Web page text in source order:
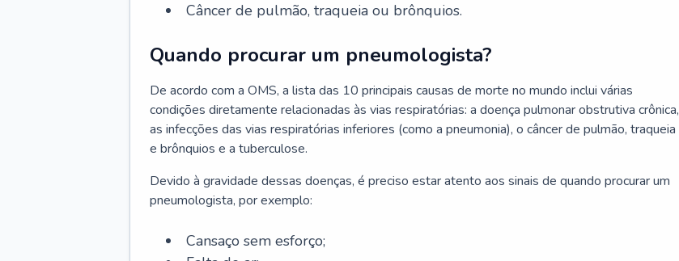
Câncer de pulmão, traqueia ou brônquios.
Quando procurar um pneumologista?
De acordo com a OMS, a lista das 10 principais causas de morte no mundo inclui várias
condições diretamente relacionadas às vias respiratórias: a doença pulmonar obstrutiva crônica,
as infecções das vias respiratórias inferiores (como a pneumonia), o câncer de pulmão, traqueia
e brônquios e a tuberculose.
Devido à gravidade dessas doenças, é preciso estar atento aos sinais de quando procurar um
pneumologista, por exemplo:
Cansaço sem esforço;